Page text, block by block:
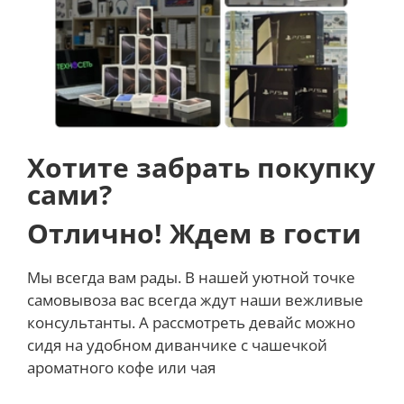
Хотите забрать покупку
сами?
Отлично! Ждем в гости
Мы всегда вам рады. В нашей уютной точке
самовывоза вас всегда ждут наши вежливые
консультанты. А рассмотреть девайс можно
сидя на удобном диванчике с чашечкой
ароматного кофе или чая